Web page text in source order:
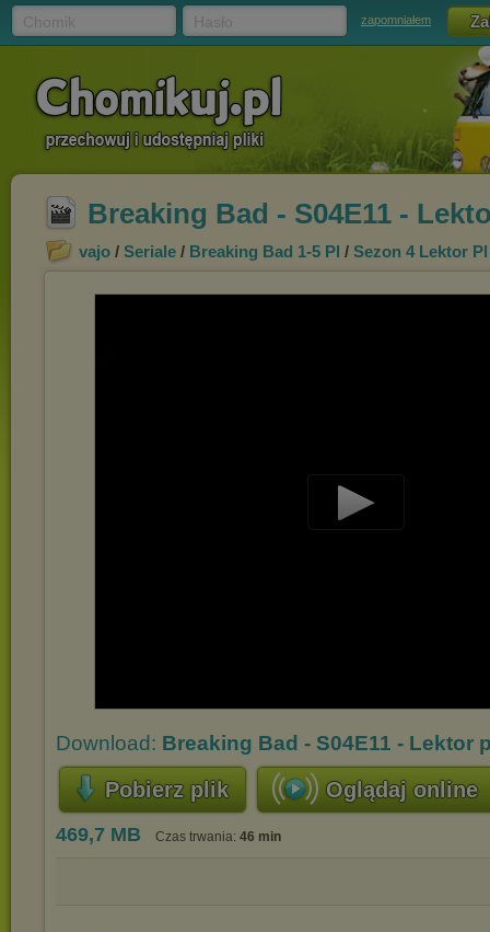
zapomniałem
Breaking Bad - S04E11 -
vajo / Seriale / Breaking Bad 1-5 Pl / Sezon 4 Lektor Pl
Download: Breaking Bad - S04E11 - Lektor
Pobierz plik Oglądaj online
469,7 MB Czas trwania: 46 min